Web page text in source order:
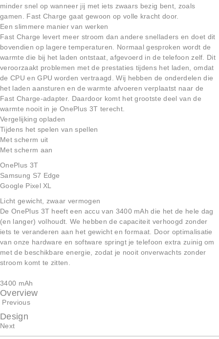
minder snel op wanneer jij met iets zwaars bezig bent, zoals
gamen. Fast Charge gaat gewoon op volle kracht door.
Een slimmere manier van werken
Fast Charge levert meer stroom dan andere snelladers en doet dit
bovendien op lagere temperaturen. Normaal gesproken wordt de
warmte die bij het laden ontstaat, afgevoerd in de telefoon zelf. Dit
veroorzaakt problemen met de prestaties tijdens het laden, omdat
de CPU en GPU worden vertraagd. Wij hebben de onderdelen die
het laden aansturen en de warmte afvoeren verplaatst naar de
Fast Charge-adapter. Daardoor komt het grootste deel van de
warmte nooit in je OnePlus 3T terecht.
Vergelijking opladen
Tijdens het spelen van spellen
Met scherm uit
Met scherm aan
OnePlus 3T
Samsung S7 Edge
Google Pixel XL
Licht gewicht, zwaar vermogen
De OnePlus 3T heeft een accu van 3400 mAh die het de hele dag
(en langer) volhoudt. We hebben de capaciteit verhoogd zonder
iets te veranderen aan het gewicht en formaat. Door optimalisatie
van onze hardware en software springt je telefoon extra zuinig om
met de beschikbare energie, zodat je nooit onverwachts zonder
stroom komt te zitten.
3400 mAh
Overview
Previous
Design
Next